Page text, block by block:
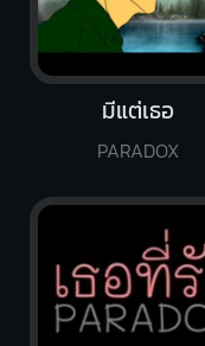
มีแต่เธอ
PARADOX